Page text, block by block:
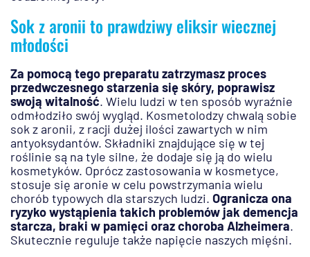
Sok z aronii to prawdziwy eliksir wiecznej
młodości
Za pomocą tego preparatu zatrzymasz proces
przedwczesnego starzenia się skóry, poprawisz
swoją witalność. Wielu ludzi w ten sposób wyraźnie
odmłodziło swój wygląd. Kosmetolodzy chwalą sobie
sok z aronii, z racji dużej ilości zawartych w nim
antyoksydantów. Składniki znajdujące się w tej
roślinie są na tyle silne, że dodaje się ją do wielu
kosmetyków. Oprócz zastosowania w kosmetyce,
stosuje się aronie w celu powstrzymania wielu
chorób typowych dla starszych ludzi. Ogranicza ona
ryzyko wystąpienia takich problemów jak demencja
starcza, braki w pamięci oraz choroba Alzheimera.
Skutecznie reguluje także napięcie naszych mięśni.